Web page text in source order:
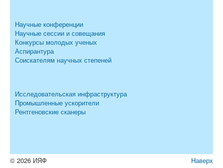
Научные конференции
Научные сессии и совещания
Конкурсы молодых ученых
Аспирантура
Соискателям научных степеней
Исследовательская инфраструктура
Промышленные ускорители
Рентгеновские сканеры
Наверх
© 2026 ИЯФ